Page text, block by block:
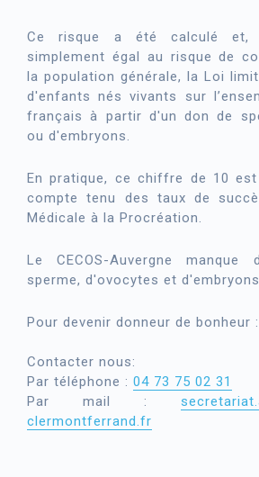
Ce risque a été calculé et,
simplement égal au risque de
la population générale, la Loi
d'enfants nés vivants sur
français à partir d'un don de
ou d'embryons.
En pratique, ce chiffre de 10
compte tenu des taux de
Médicale à la Procréation.
Le CECOS-Auvergne manque
sperme, d'ovocytes et
Pour devenir donneur de bonheur :
Contacter nous:
Par téléphone : 04 73 75 02 31
Par mail :
clermontferrand.fr